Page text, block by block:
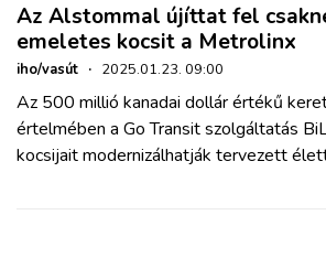
HAJÓZÁS
BLOG
ARCHÍVUM
Az Alstommal újíttat fel
emeletes kocsit a Metrolinx
iho/vasút · 2025.01.23. 09:00
Az 500 millió kanadai dollár értékű
értelmében a Go Transit szolgáltatás
kocsijait modernizálhatják tervezett